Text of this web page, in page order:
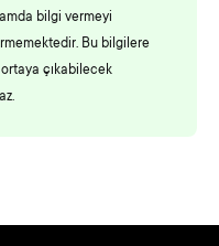
bilgi vermeyi
Bu bilgilere
çıkabilecek